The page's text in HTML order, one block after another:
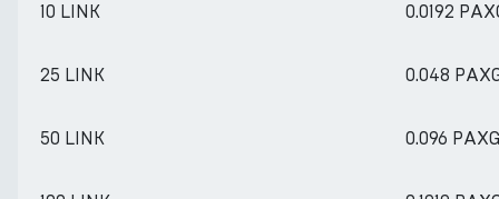
10 LINK 0.0192
25 LINK 0.048
50 LINK 0.096 PAXG